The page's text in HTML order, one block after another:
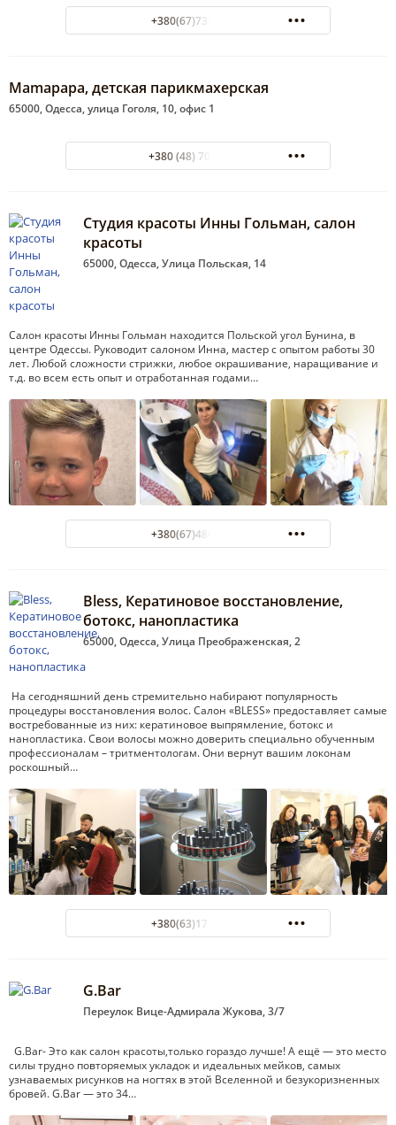
+380(67)737-48-91
Mamapapa, детская парикмахерская
65000, Одесса, улица Гоголя, 10, офис 1
+380 (48) 701-28-89
Студия красоты Инны Гольман, салон
красоты
65000, Одесса, Улица Польская, 14
Салон красоты Инны Гольман находится Польской угол Бунина, в
центре Одессы. Руководит салоном Инна, мастер с опытом работы 30
лет. Любой сложности стрижки, любое окрашивание, наращивание и
т.д. во всем есть опыт и отработанная годами…
+380(67)484-47-00
Bless, Кератиновое восстановление,
ботокс, нанопластика
65000, Одесса, Улица Преображенская, 2
На сегодняшний день стремительно набирают популярность
процедуры восстановления волос. Салон «BLESS» предоставляет самые
востребованные из них: кератиновое выпрямление, ботокс и
нанопластика. Свои волосы можно доверить специально обученным
профессионалам – тритментологам. Они вернут вашим локонам
роскошный…
+380(63)171-13-13
G.Bar
Переулок Вице-Адмирала Жукова, 3/7
G.Bar- Это как салон красоты,только гораздо лучше! А ещё — это место
силы трудно повторяемых укладок и идеальных мейков, самых
узнаваемых рисунков на ногтях в этой Вселенной и безукоризненных
бровей. G.Bar — это 34…